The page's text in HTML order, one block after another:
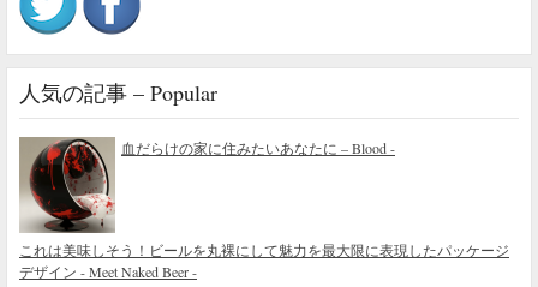
人気の記事 – Popular
血だらけの家に住みたいあなたに – Blood -
これは美味しそう！ビールを丸裸にして魅力を最大限に表現したパッケージ
デザイン - Meet Naked Beer -